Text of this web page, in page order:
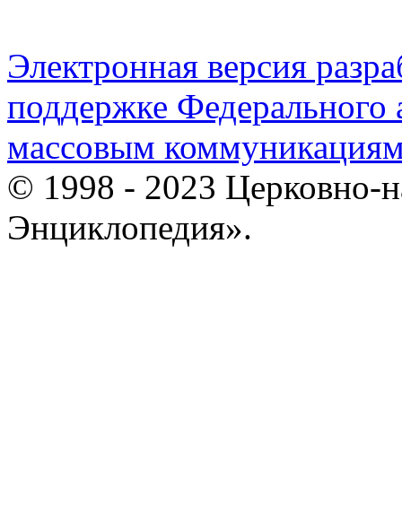
Электронная версия
поддержке Федерального
массовым
© 1998 - 2023 Церковно-
Энциклопедия».